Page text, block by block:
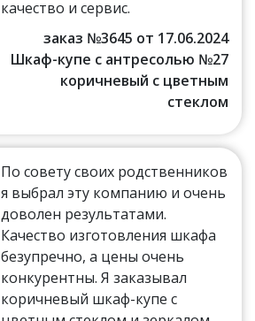
качество и сервис.
заказ №3645 от 17.06.2024
Шкаф-купе с антресолью №27
коричневый с цветным
стеклом
По совету своих родственников
я выбрал эту компанию и очень
доволен результатами.
Качество изготовления шкафа
безупречно, а цены очень
конкурентны. Я заказывал
коричневый шкаф-купе с